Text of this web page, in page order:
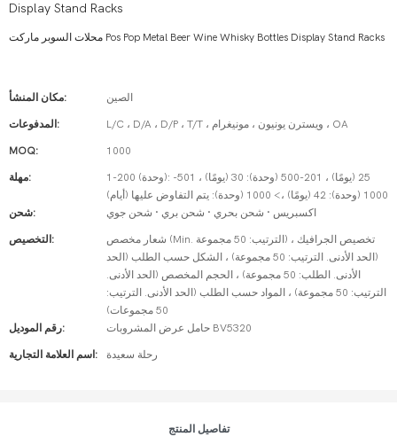
Display Stand Racks
محلات السوبر ماركت Pos Pop Metal Beer Wine Whisky Bottles Display Stand Racks
مكان المنشأ: الصين
المدفوعات: L/C ، D/A ، D/P ، T/T ، ويسترن يونيون ، مونيغرام ، OA
MOQ: 1000
مهلة:
1-200 (وحدة): 25 (يومًا) ، 201-500 (وحدة): 30 (يومًا) ، 501-
1000 (وحدة): 42 (يومًا) ،> 1000 (وحدة): يتم التفاوض عليها (أيام)
شحن:
اكسبريس · شحن بحري · شحن بري · شحن جوي
التخصيص:
شعار مخصص (Min. الترتيب: 50 مجموعة) ، تخصيص الجرافيك
(الحد الأدنى. الترتيب: 50 مجموعة) ، الشكل حسب الطلب (الحد
الأدنى. الطلب: 50 مجموعة) ، الحجم المخصص (الحد الأدنى.
الترتيب: 50 مجموعة) ، المواد حسب الطلب (الحد الأدنى. الترتيب:
50 مجموعات)
رقم الموديل:
حامل عرض المشروبات BV5320
اسم العلامة التجارية: رحلة سعيدة
تفاصيل المنتج